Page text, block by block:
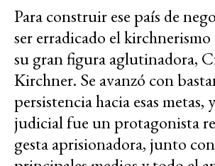
Para construir ese país de
ser erradicado el
su gran figura aglutinadora,
Kirchner. Se avanzó con
persistencia hacia esas metas,
judicial fue un protagonista
gesta aprisionadora, junto